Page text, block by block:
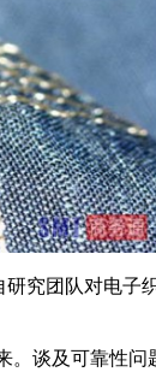
究团队对电子
谈及可靠性